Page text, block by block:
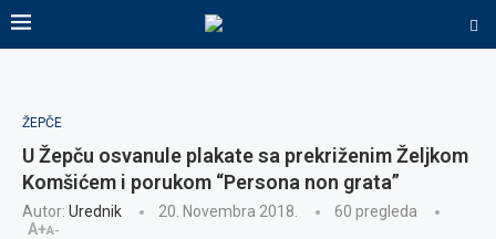
ŽEPČE
U Žepču osvanule plakate sa prekriženim Željkom
Komšićem i porukom “Persona non grata”
Autor: Urednik 20. Novembra 2018. 60 pregleda
A+A-